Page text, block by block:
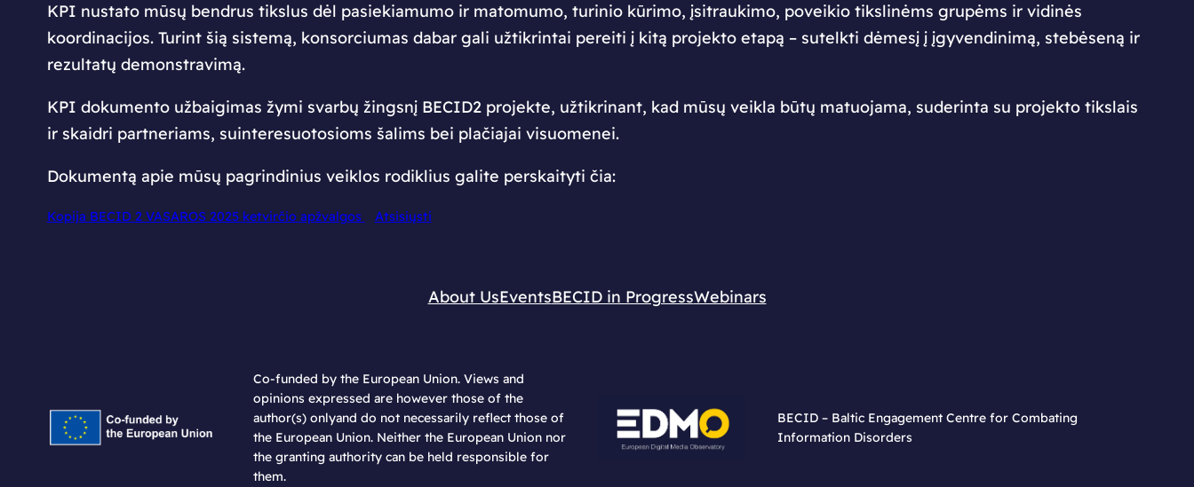
KPI nustato mūsų bendrus tikslus dėl pasiekiamumo ir matomumo, turinio kūrimo, įsitraukimo, poveikio tikslinėms grupėms ir vidinės
koordinacijos. Turint šią sistemą, konsorciumas dabar gali užtikrintai pereiti į kitą projekto etapą – sutelkti dėmesį į įgyvendinimą, stebėseną ir
rezultatų demonstravimą.
KPI dokumento užbaigimas žymi svarbų žingsnį BECID2 projekte, užtikrinant, kad mūsų veikla būtų matuojama, suderinta su projekto tikslais
ir skaidri partneriams, suinteresuotosioms šalims bei plačiajai visuomenei.
Dokumentą apie mūsų pagrindinius veiklos rodiklius galite perskaityti čia:
Kopija BECID 2 VASAROS 2025 ketvirčio apžvalgos Atsisiųsti
About UsEventsBECID in ProgressWebinars
Co-funded by the European Union. Views and
opinions expressed are however those of the
author(s) onlyand do not necessarily reflect those of
the European Union. Neither the European Union nor
the granting authority can be held responsible for
them.
BECID – Baltic Engagement Centre for Combating
Information Disorders